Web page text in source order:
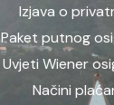
Izjava o
Paket putnog
Uvjeti Wiener
Načini